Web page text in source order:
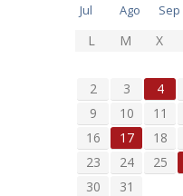
Jul
Ago Sep
L M X
2
3 4
9
10 11
16
17 18
23
24 25
30
31